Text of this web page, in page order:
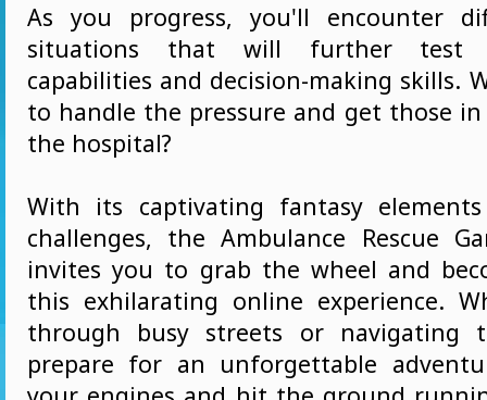
As you progress, you'll encounter
situations that will further test
capabilities and decision-making skills.
to handle the pressure and get those
the hospital?
With its captivating fantasy
challenges, the Ambulance Rescue
invites you to grab the wheel and
this exhilarating online experience.
through busy streets or navigating
prepare for an unforgettable